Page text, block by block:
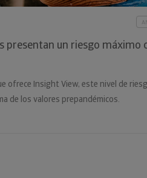
presentan un riesgo máximo
ofrece Insight View, este nivel de
de los valores prepandémicos.